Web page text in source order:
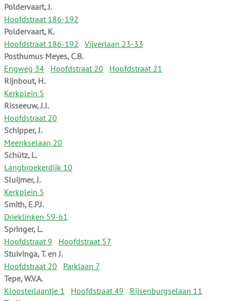
Poldervaart, J.
Hoofdstraat 186-192
Poldervaart, K.
Hoofdstraat 186-192
Vijverlaan 23-33
Posthumus Meyes, C.B.
Engweg 34
Hoofdstraat 20
Hoofdstraat 21
Rijnbout, H.
Kerkplein 5
Risseeuw, J.I.
Hoofdstraat 20
Schipper, J.
Meenkselaan 20
Schütz, L.
Langbroekerdijk 10
Sluijmer, J.
Kerkplein 5
Smith, E.P.J.
Drieklinken 59-61
Springer, L.
Hoofdstraat 9
Hoofdstraat 57
Stuivinga, T. en J.
Hoofdstraat 20
Parklaan 7
Tepe, W.V.A.
Kloosterlaantje 1
Hoofdstraat 49
Rijsenburgselaan 11